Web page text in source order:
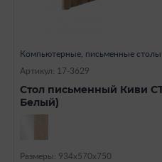
Компьютерные, письменные столы
Артикул: 17-3629
Стол письменный Киви
Белый)
Размеры: 934х570х750